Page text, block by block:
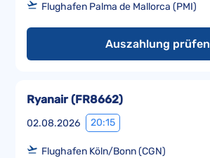
Flughafen Palma de Mallorca (PMI)
Auszahlung prüfen
02.08.2026 20:15
Ryanair(FR8662)
Flughafen Köln/Bonn (CGN)